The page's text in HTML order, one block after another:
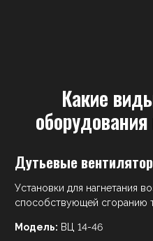
Какие виды котельного
Дутьевые
Установки для нагнетания
способствующей сгоранию
Модель: ВЦ 14-46